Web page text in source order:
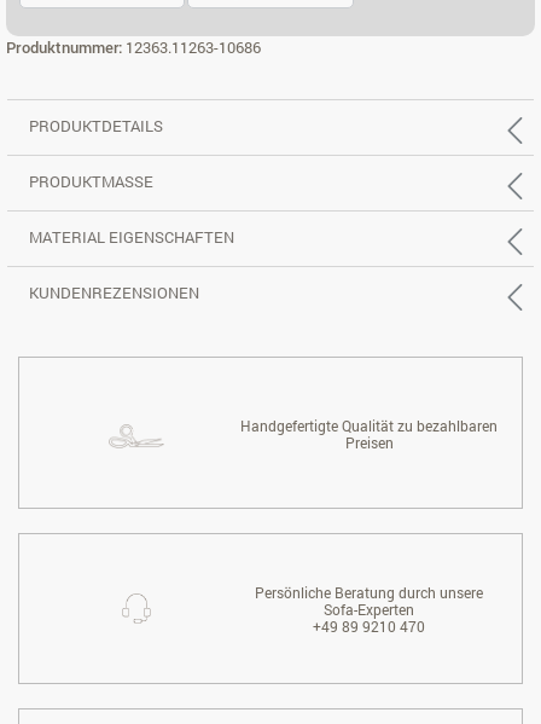
Produktnummer: 12363.11263-10686
PRODUKTDETAILS
PRODUKTMASSE
MATERIAL EIGENSCHAFTEN
KUNDENREZENSIONEN
Handgefertigte Qualität zu bezahlbaren
Preisen
Persönliche Beratung durch unsere
Sofa-Experten
+49 89 9210 470